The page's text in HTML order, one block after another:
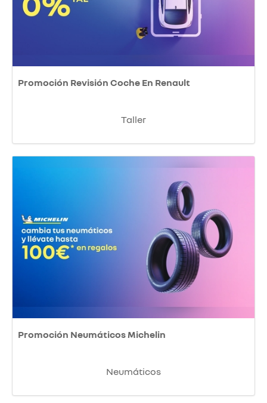
Promoción Revisión Coche En Renault
Taller
Promoción Neumáticos Michelin
Neumáticos